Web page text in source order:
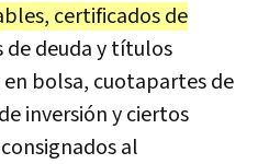
certificados de
deuda y títulos
bolsa, cuotapartes de
inversión y ciertos
al